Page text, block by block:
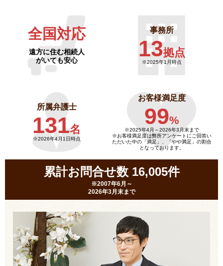
全国対応
遠方に住む相続人
がいても安心
事務所
13拠点
※2025年1月時点
所属弁護士
131名
※2026年4月1日時点
お客様満足度
99%
※2025年4月～2026年3月末まで
※お客様満足度は弊所アンケートにご回答い
ただいた中の「満足」、「やや満足」の割合
となっております。
累計お問合せ数 16,005件
※2007年6月～
2026年3月末まで